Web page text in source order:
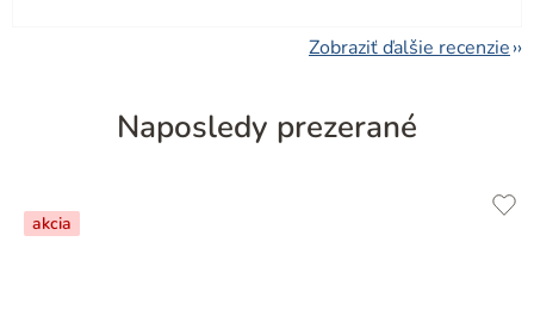
Zobraziť ďalšie recenzie
Naposledy prezerané
akcia